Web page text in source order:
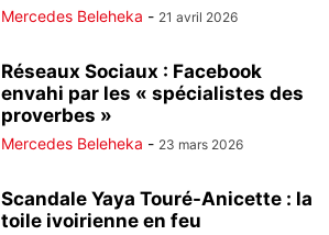
Mercedes Beleheka - 21 avril 2026
Réseaux Sociaux : Facebook
envahi par les « spécialistes des
proverbes »
Mercedes Beleheka - 23 mars 2026
Scandale Yaya Touré-Anicette : la
toile ivoirienne en feu